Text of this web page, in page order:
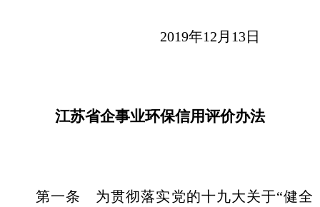
2019年12月13日
江苏省企事业环保信用评价办法
第一条 为贯彻落实党的十九大关于“健全